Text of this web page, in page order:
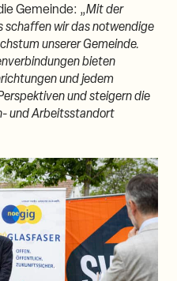
Gemeinde: „Mit der
schaffen wir das notwendige
unserer Gemeinde.
bieten
und jedem
und steigern die
und Arbeitsstandort